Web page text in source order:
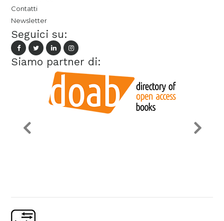
Contatti
Newsletter
Seguici su:
Siamo partner di: